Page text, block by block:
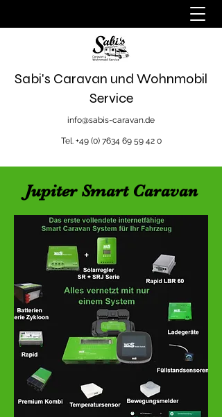
Sabi's Caravan und Wohnmobil
Service
info@sabis-caravan.de
Tel. +49 (0) 7634 69 59 42 0
Jupiter Smart Caravan